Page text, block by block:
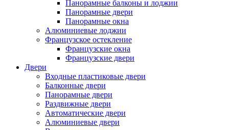
Панорамные балконы и лоджии
Панорамные двери
Панорамные окна
Алюминиевые лоджии
Французское остекление
Французские окна
Французские двери
Двери
Входные пластиковые двери
Балконные двери
Панорамные двери
Раздвижные двери
Автоматические двери
Алюминиевые двери